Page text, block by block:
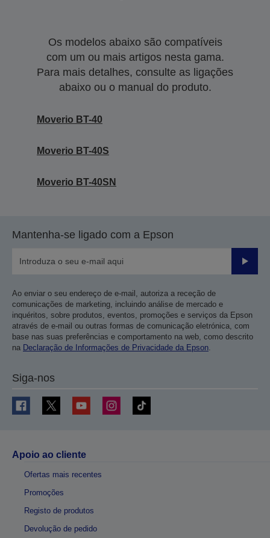
Os modelos abaixo são compatíveis
com um ou mais artigos nesta gama.
Para mais detalhes, consulte as ligações
abaixo ou o manual do produto.
Moverio BT-40
Moverio BT-40S
Moverio BT-40SN
Mantenha-se ligado com a Epson
Enviar
Ao enviar o seu endereço de e-mail, autoriza a receção de
comunicações de marketing, incluindo análise de mercado e
inquéritos, sobre produtos, eventos, promoções e serviços da Epson
através de e-mail ou outras formas de comunicação eletrónica, com
base nas suas preferências e comportamento na web, como descrito
na Declaração de Informações de Privacidade da Epson.
Siga-nos
Apoio ao cliente
Ofertas mais recentes
Promoções
Registo de produtos
Devolução de pedido